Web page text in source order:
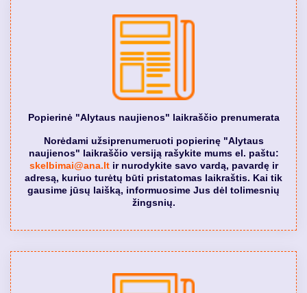
Popierinė "Alytaus naujienos" laikraščio prenumerata
Norėdami užsiprenumeruoti popierinę "Alytaus
naujienos" laikraščio versiją rašykite mums el. paštu:
skelbimai@ana.ltir nurodykite savo vardą, pavardę ir
adresą, kuriuo turėtų būti pristatomas laikraštis. Kai tik
gausime jūsų laišką, informuosime Jus dėl tolimesnių
žingsnių.